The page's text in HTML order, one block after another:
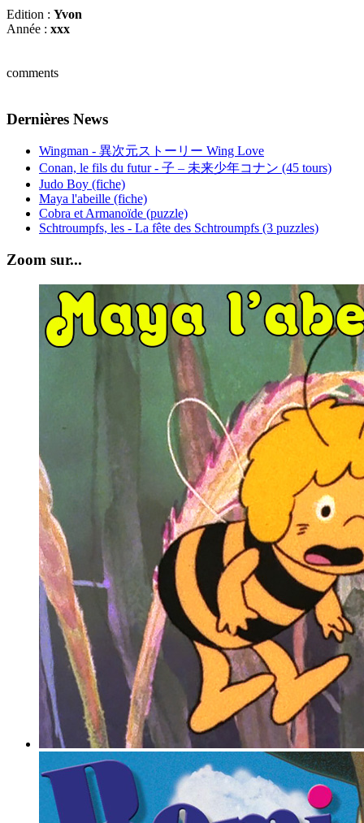
Edition : Yvon
Année : xxx
comments
Dernières News
Wingman - 異次元ストーリー Wing Love
Conan, le fils du futur - 子 – 未来少年コナン (45 tours)
Judo Boy (fiche)
Maya l'abeille (fiche)
Cobra et Armanoïde (puzzle)
Schtroumpfs, les - La fête des Schtroumpfs (3 puzzles)
Zoom sur...